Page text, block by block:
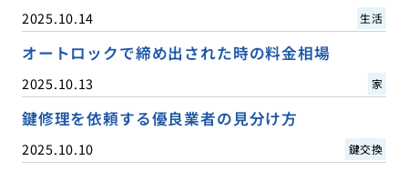
2025.10.14 生活
オートロックで締め出された時の料金相場
2025.10.13 家
鍵修理を依頼する優良業者の見分け方
2025.10.10 鍵交換